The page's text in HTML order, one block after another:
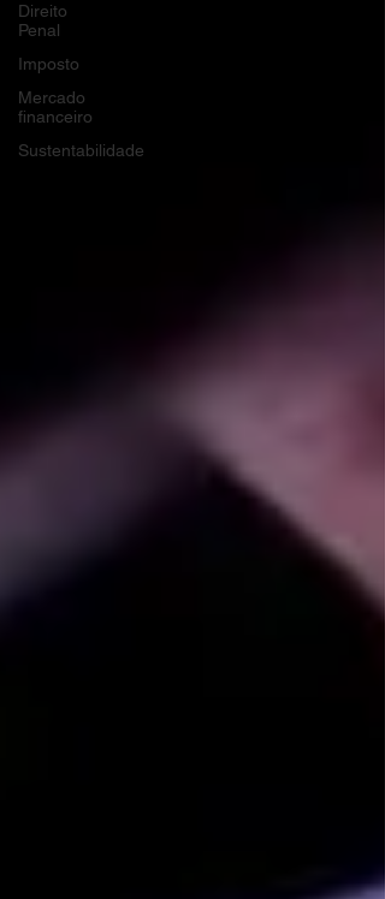
Direito
Penal
Imposto
Mercado
financeiro
Sustentabilidade